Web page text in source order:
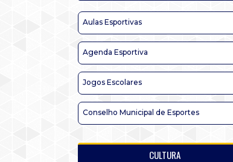
Aulas Esportivas
Agenda Esportiva
Jogos Escolares
Conselho Municipal de Esportes
CULTURA